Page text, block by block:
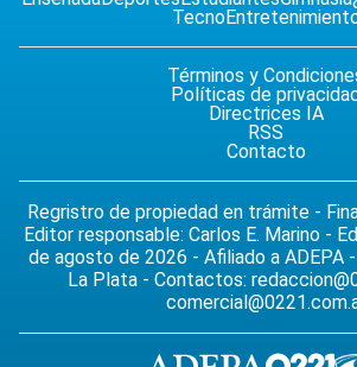
Tecno
Términos y
Políticas de
Directrices IA
RSS
Contacto
Regristro de propiedad en trámite -
Editor responsable: Carlos E. Marino -
de agosto de 2026 - Afiliado a ADEPA
La Plata - Contactos: